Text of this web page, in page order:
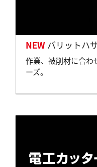
NEW バリットハ
作業、被削材に合わ
ーズ。